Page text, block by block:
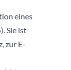
eines
Sie ist
zur E-